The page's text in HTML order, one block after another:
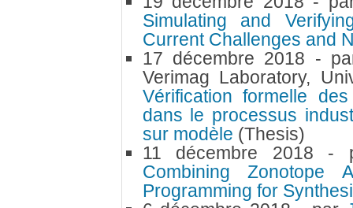
Simulating and
Current Challenges and
17 décembre 2018 -
Verimag Laboratory,
Vérification formelle
dans le processus
sur modèle (Thesis)
11 décembre 2018 -
Combining Zonotope
Programming for